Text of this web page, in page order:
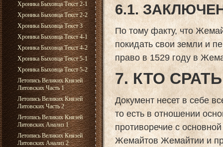
Хроника Быховца Текст 2-1
Хроника Быховца Текст 2-2
Хроника Быховца Текст 3
Хроника Быховца Текст 4-1
Хроника Быховца Текст 4-2
Хроника Быховца Текст 5-1
Хроника Быховца Текст 5-2
Летопись Великих Князей
Литовских Часть 1
Летопись Великих Князей
Литовских Часть 2
Летопись Великих Князей
Литовских Анализ 1
Летопись Великих Князей
Литовских Анализ 2
6.1.
По тому факту, что
покидать свои земли и
право в 1529 году в
7. КТО
Документ несет в себе
то есть в отношении
противоречие с
Жемайтов Жемайтии и